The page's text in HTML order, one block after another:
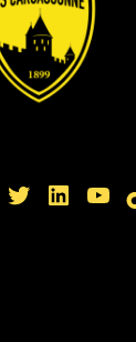
Twitter LinkedIn YouTube TikTok